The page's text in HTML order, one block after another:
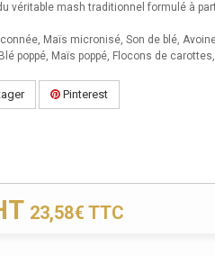
véritable mash traditionnel formulé à
Maïs micronisé, Son de blé,
poppé, Maïs poppé, Flocons de
Pinterest
23,58€ TTC